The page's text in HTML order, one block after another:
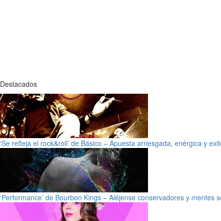
Destacados
‘Se refleja el rock&roll’ de Básico – Apuesta arriesgada, enérgica y
‘Performance’ de Bourbon Kings – Aléjense conservadores y mentes